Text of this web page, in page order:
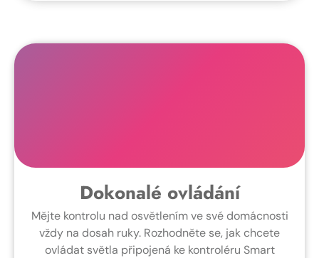
Dokonalé ovládání
Mějte kontrolu nad osvětlením ve své domácnosti
vždy na dosah ruky. Rozhodněte se, jak chcete
ovládat světla připojená ke kontroléru Smart